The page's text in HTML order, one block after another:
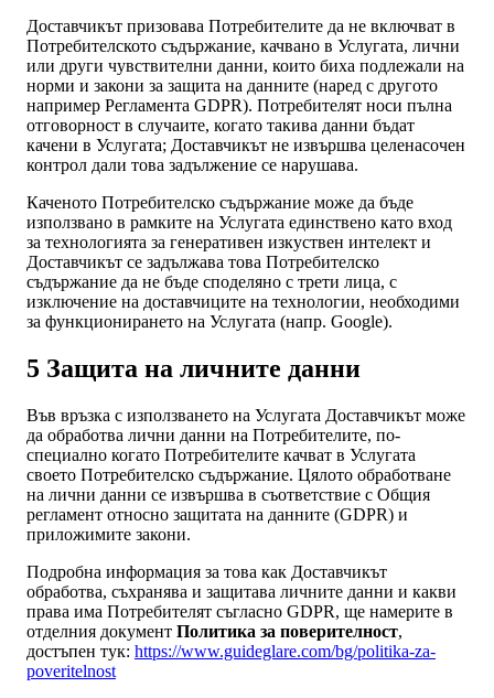
Доставчикът призовава Потребителите да не включват в
Потребителското съдържание, качвано в Услугата, лични
или други чувствителни данни, които биха подлежали на
норми и закони за защита на данните (наред с другото
например Регламента GDPR). Потребителят носи пълна
отговорност в случаите, когато такива данни бъдат
качени в Услугата; Доставчикът не извършва целенасочен
контрол дали това задължение се нарушава.
Каченото Потребителско съдържание може да бъде
използвано в рамките на Услугата единствено като вход
за технологията за генеративен изкуствен интелект и
Доставчикът се задължава това Потребителско
съдържание да не бъде споделяно с трети лица, с
изключение на доставчиците на технологии, необходими
за функционирането на Услугата (напр. Google).
5 Защита на личните данни
Във връзка с използването на Услугата Доставчикът може
да обработва лични данни на Потребителите, по-
специално когато Потребителите качват в Услугата
своето Потребителско съдържание. Цялото обработване
на лични данни се извършва в съответствие с Общия
регламент относно защитата на данните (GDPR) и
приложимите закони.
Подробна информация за това как Доставчикът
обработва, съхранява и защитава личните данни и какви
права има Потребителят съгласно GDPR, ще намерите в
отделния документ Политика за поверителност,
достъпен тук: https://www.guideglare.com/bg/politika-za-
poveritelnost